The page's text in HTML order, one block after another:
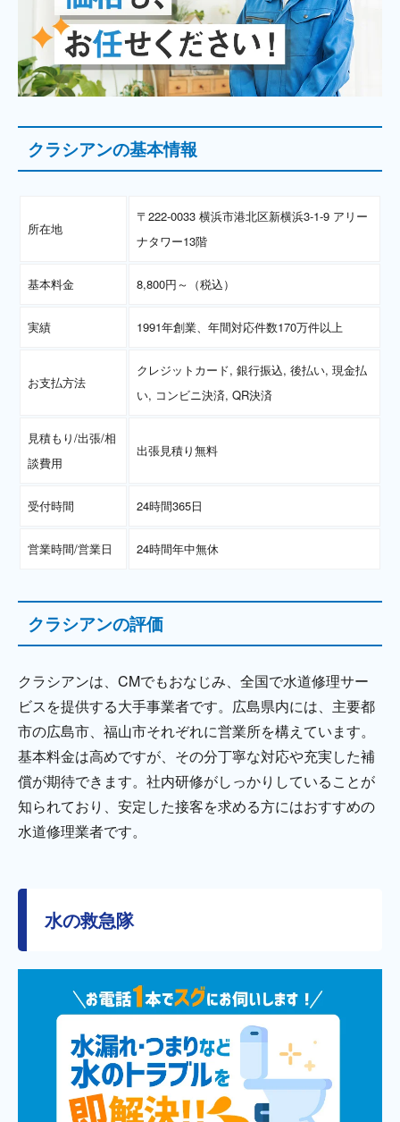
クラシアンの基本情報
所在地
〒222-0033 横浜市港北区新横浜3-1-9 アリー
ナタワー13階
基本料金 8,800円～（税込）
実績 1991年創業、年間対応件数170万件以上
お支払方法
クレジットカード, 銀行振込, 後払い, 現金払
い, コンビニ決済, QR決済
見積もり/出張/相
談費用
出張見積り無料
受付時間 24時間365日
営業時間/営業日 24時間年中無休
クラシアンの評価
クラシアンは、CMでもおなじみ、全国で水道修理サー
ビスを提供する大手事業者です。広島県内には、主要都
市の広島市、福山市それぞれに営業所を構えています。
基本料金は高めですが、その分丁寧な対応や充実した補
償が期待できます。社内研修がしっかりしていることが
知られており、安定した接客を求める方にはおすすめの
水道修理業者です。
水の救急隊